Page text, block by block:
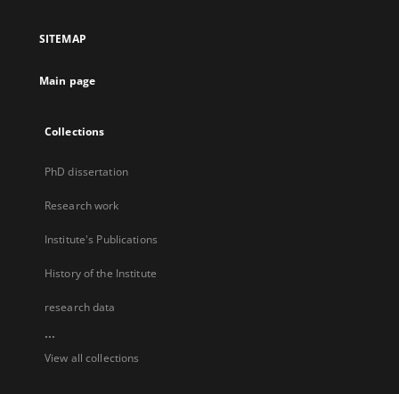
SITEMAP
Main page
Collections
PhD dissertation
Research work
Institute's Publications
History of the Institute
research data
...
View all collections